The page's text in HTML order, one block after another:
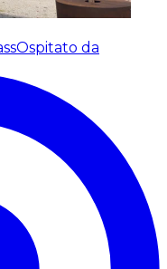
Ospitato da